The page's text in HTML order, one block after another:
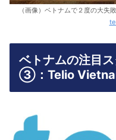
（画像）ベトナムで２度の大失
ベトナムの注目
③：Telio